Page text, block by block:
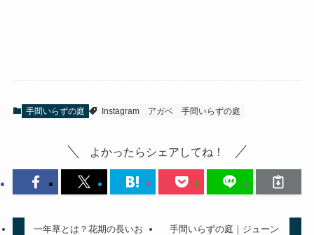
手間いらずの庭 Instagram アガベ 手間いらずの庭
よかったらシェアしてね！
一年草とは？花期の長いお
手間いらずの庭｜ジューン